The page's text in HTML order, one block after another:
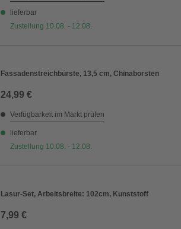
lieferbar
Zustellung 10.08. - 12.08.
Fassadenstreichbürste, 13,5 cm, Chinaborsten
24,99 €
Verfügbarkeit im Markt prüfen
lieferbar
Zustellung 10.08. - 12.08.
Lasur-Set, Arbeitsbreite: 102cm, Kunststoff
7,99 €